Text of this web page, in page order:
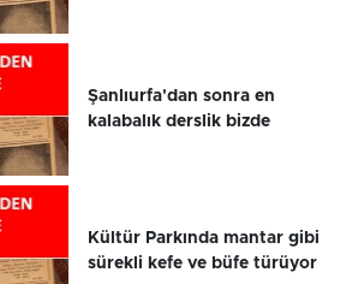
Şanlıurfa'dan sonra en
kalabalık derslik bizde
Kültür Parkında mantar gibi
sürekli kefe ve büfe türüyor